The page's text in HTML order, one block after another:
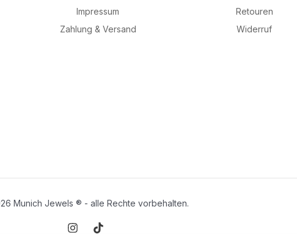
Impressum
Zahlung & Versand
Retouren
Widerruf
Munich Jewels ® - alle Rechte vorbehalten.